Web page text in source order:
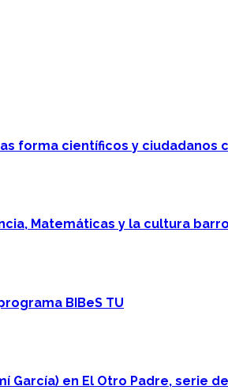
forma científicos y ciudadanos
Matemáticas y la cultura
BIBeS TU
García) en El Otro Padre, serie